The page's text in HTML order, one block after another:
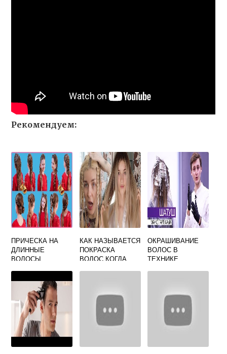
Рекомендуем:
ПРИЧЕСКА НА
ДЛИННЫЕ
ВОЛОСЫ
КАК НАЗЫВАЕТСЯ
ПОКРАСКА
ВОЛОС КОГДА
ОКРАШИВАНИЕ
ВОЛОС В
ТЕХНИКЕ